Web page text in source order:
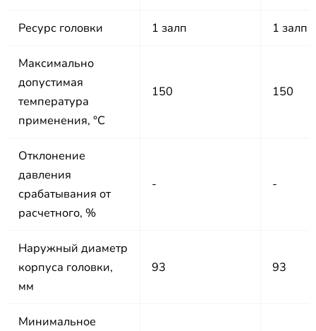
Ресурс головки 1 залп 1 залп
Максимально
допустимая
температура
применения, °С
150 150
Отклонение
давления
срабатывания от
расчетного, %
- -
Наружный диаметр
корпуса головки,
мм
93 93
Минимальное